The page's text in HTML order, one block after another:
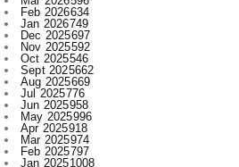
Feb 2026634
Jan 2026749
Dec 2025697
Nov 2025592
Oct 2025546
Sept 2025662
Aug 2025669
Jul 2025776
Jun 2025958
May 2025996
Apr 2025918
Mar 2025974
Feb 2025797
Jan 20251008